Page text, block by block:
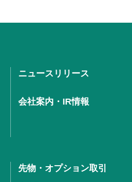
ニュースリリース
会社案内・IR情報
先物・オプション取引